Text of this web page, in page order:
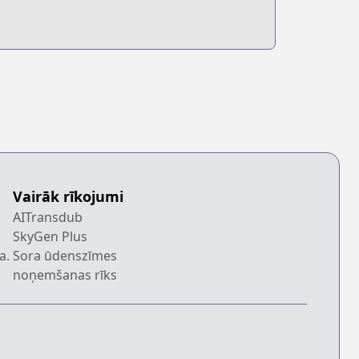
Vairāk rīkojumi
AITransdub
SkyGen Plus
Sora ūdenszīmes
noņemšanas rīks